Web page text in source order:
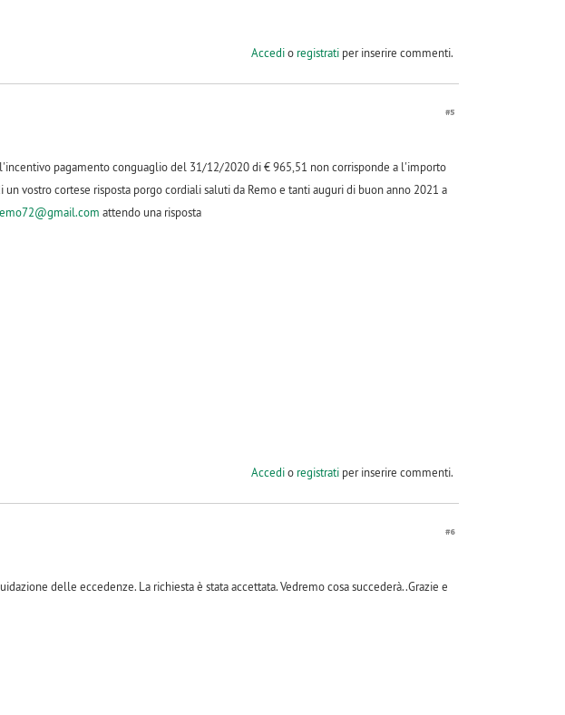
Accedio registratiper inserire commenti.
#5
pagamento conguaglio del 31/12/2020 di € 965,51 non corrisponde a l'importo
vostro cortese risposta porgo cordiali saluti da Remo e tanti auguri di buon anno 2021 a
attendo una risposta
Accedio registratiper inserire commenti.
#6
delle eccedenze. La richiesta è stata accettata. Vedremo cosa succederà..Grazie e